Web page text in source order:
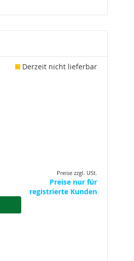
Derzeit nicht lieferbar
Preise zzgl. USt.
Preise nur für
registrierte Kunden